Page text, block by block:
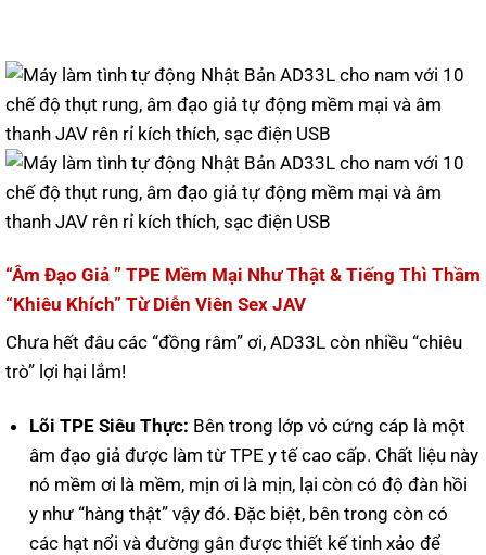
“Âm Đạo Giả ” TPE Mềm Mại Như Thật & Tiếng Thì Thầm
“Khiêu Khích” Từ Diễn Viên Sex JAV
Chưa hết đâu các “đồng râm” ơi, AD33L còn nhiều “chiêu
trò” lợi hại lắm!
Lõi TPE Siêu Thực: Bên trong lớp vỏ cứng cáp là một
âm đạo giả được làm từ TPE y tế cao cấp. Chất liệu này
nó mềm ơi là mềm, mịn ơi là mịn, lại còn có độ đàn hồi
y như “hàng thật” vậy đó. Đặc biệt, bên trong còn có
các hạt nổi và đường gân được thiết kế tinh xảo để